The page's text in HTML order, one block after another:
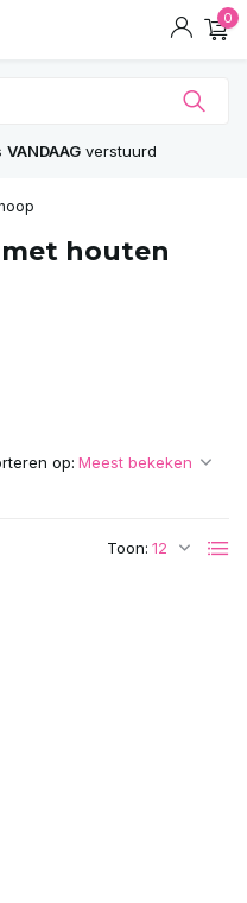
0
VANDAAGverstuurd
houten
Toon:
op: